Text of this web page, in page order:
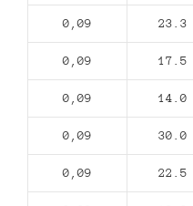
0,09 23.3
0,09 17.5
0,09 14.0
0,09 30.0
0,09 22.5